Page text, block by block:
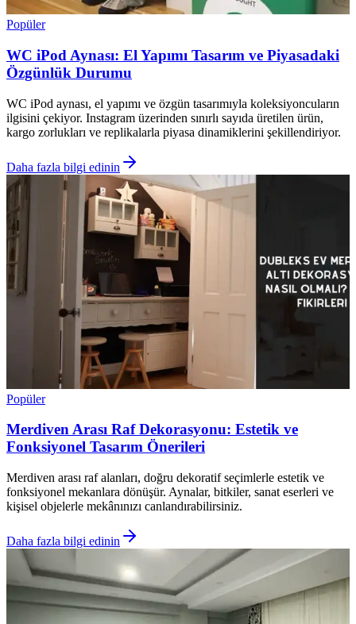
Popüler
WC iPod Aynası: El Yapımı Tasarım ve Piyasadaki
Özgünlük Durumu
WC iPod aynası, el yapımı ve özgün tasarımıyla koleksiyoncuların
ilgisini çekiyor. Instagram üzerinden sınırlı sayıda üretilen ürün,
kargo zorlukları ve replikalarla piyasa dinamiklerini şekillendiriyor.
Daha fazla bilgi edinin
Popüler
Merdiven Arası Raf Dekorasyonu: Estetik ve
Fonksiyonel Tasarım Önerileri
Merdiven arası raf alanları, doğru dekoratif seçimlerle estetik ve
fonksiyonel mekanlara dönüşür. Aynalar, bitkiler, sanat eserleri ve
kişisel objelerle mekânınızı canlandırabilirsiniz.
Daha fazla bilgi edinin